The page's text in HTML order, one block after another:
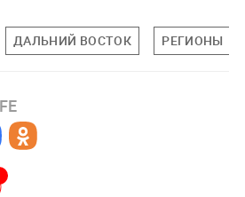
ДАЛЬНИЙ ВОСТОК РЕГИОНЫ